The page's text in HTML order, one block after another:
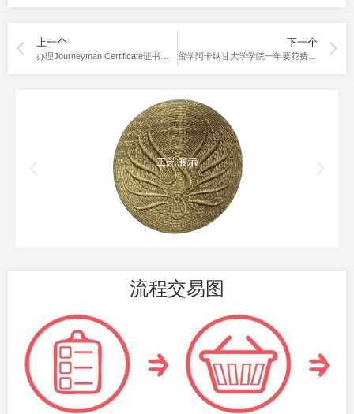
上一个 下一个
留学阿卡纳甘大学学院一年要花费多少钱？购买阿卡纳甘大学学院成绩单
工艺展示
流程交易图